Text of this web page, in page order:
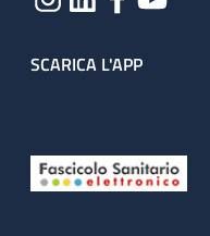
SCARICA L'APP